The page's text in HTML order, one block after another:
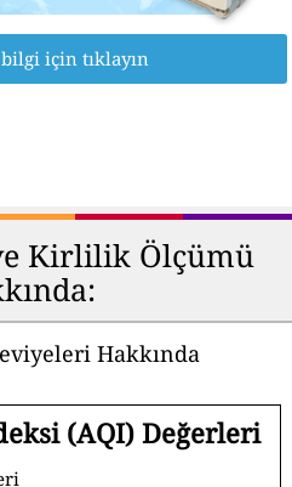
için tıklayın
Kirlilik Ölçümü
Hakkında
(AQI) Değerleri